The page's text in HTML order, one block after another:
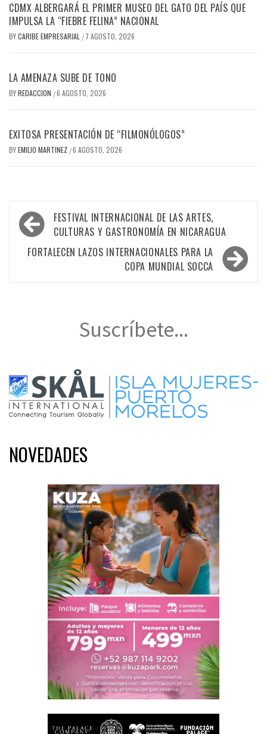
CDMX ALBERGARÁ EL PRIMER MUSEO DEL GATO DEL PAÍS QUE
IMPULSA LA “FIEBRE FELINA” NACIONAL
BYCARIBE EMPRESARIAL / 7 AGOSTO, 2026
LA AMENAZA SUBE DE TONO
BYREDACCION /6 AGOSTO, 2026
EXITOSA PRESENTACIÓN DE “FILMONÓLOGOS”
BYEMILIO MARTINEZ /6 AGOSTO, 2026
Navegación
de
entradas
FESTIVAL INTERNACIONAL DE LAS ARTES,
CULTURAS Y GASTRONOMÍA EN NICARAGUA
FORTALECEN LAZOS INTERNACIONALES PARA LA
COPA MUNDIAL SOCCA
Suscríbete...
NOVEDADES